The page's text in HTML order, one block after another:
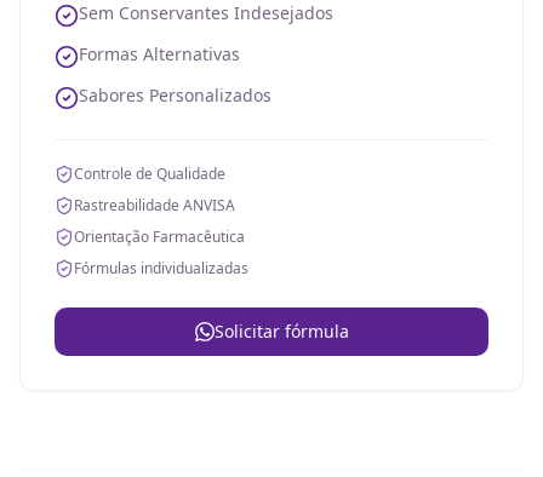
Sem Conservantes Indesejados
Formas Alternativas
Sabores Personalizados
Controle de Qualidade
Rastreabilidade ANVISA
Orientação Farmacêutica
Fórmulas individualizadas
Solicitar fórmula